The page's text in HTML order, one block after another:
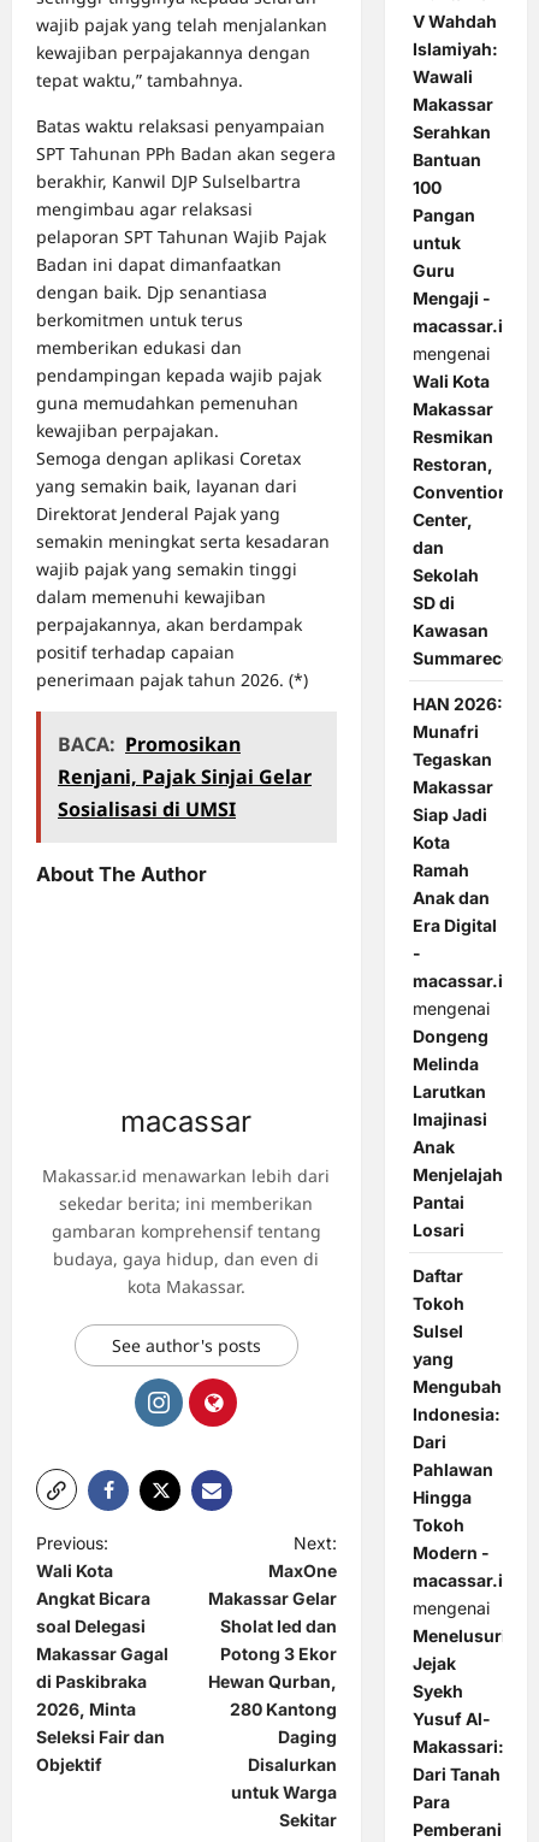
wajib pajak yang telah menjalankan
kewajiban perpajakannya dengan
tepat waktu,” tambahnya.
Batas waktu relaksasi penyampaian
SPT Tahunan PPh Badan akan segera
berakhir, Kanwil DJP Sulselbartra
mengimbau agar relaksasi
pelaporan SPT Tahunan Wajib Pajak
Badan ini dapat dimanfaatkan
dengan baik. Djp senantiasa
berkomitmen untuk terus
memberikan edukasi dan
pendampingan kepada wajib pajak
guna memudahkan pemenuhan
kewajiban perpajakan.
Semoga dengan aplikasi Coretax
yang semakin baik, layanan dari
Direktorat Jenderal Pajak yang
semakin meningkat serta kesadaran
wajib pajak yang semakin tinggi
dalam memenuhi kewajiban
perpajakannya, akan berdampak
positif terhadap capaian
penerimaan pajak tahun 2026. (*)
BACA: Promosikan
Renjani, Pajak Sinjai Gelar
Sosialisasi di UMSI
About The Author
macassar
Makassar.id menawarkan lebih dari
sekedar berita; ini memberikan
gambaran komprehensif tentang
budaya, gaya hidup, dan even di
kota Makassar.
See author's posts
P
o
s
t
n
a
v
Previous:
Wali Kota
Angkat Bicara
soal Delegasi
Makassar Gagal
di Paskibraka
2026, Minta
Seleksi Fair dan
Objektif
Next:
MaxOne
Makassar Gelar
Sholat Ied dan
Potong 3 Ekor
Hewan Qurban,
280 Kantong
Daging
Disalurkan
untuk Warga
Sekitar
V Wahdah
Islamiyah:
Wawali
Makassar
Serahkan
Bantuan
100
Pangan
untuk
Guru
Mengaji -
macassar.id
mengenai
Wali Kota
Makassar
Resmikan
Restoran,
Convention
Center,
dan
Sekolah
SD di
Kawasan
Summarecon
HAN 2026:
Munafri
Tegaskan
Makassar
Siap Jadi
Kota
Ramah
Anak dan
Era Digital
-
macassar.id
mengenai
Dongeng
Melinda
Larutkan
Imajinasi
Anak
Menjelajah
Pantai
Losari
Daftar
Tokoh
Sulsel
yang
Mengubah
Indonesia:
Dari
Pahlawan
Hingga
Tokoh
Modern -
macassar.id
mengenai
Menelusuri
Jejak
Syekh
Yusuf Al-
Makassari:
Dari Tanah
Para
Pemberani